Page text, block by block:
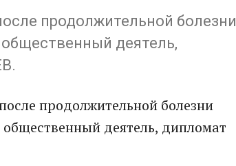
продолжительной болезни
деятель,
продолжительной болезни
деятель, дипломат